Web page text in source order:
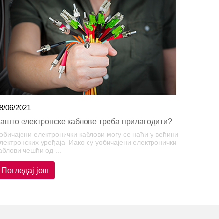
06/2021
електронске каблове треба прилагодити?
електронички каблови могу се наћи у већини
уређаја. Иако су уобичајени електронички
чешћи од ...
Погледај још